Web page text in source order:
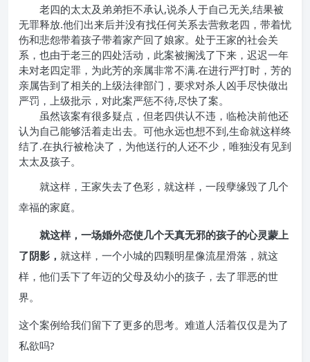
老四的太太及弟弟拒不承认,说杀人于自己无关,结果被
无罪释放.他们出来后并没有找任何关系去营救老四，带着忧
伤和悲怨带着孩子带着家产回了娘家。处于王家的社会关
系，也由于老三的四处活动，此案被搁浅了下来，迟迟一年
未对老四定罪，为此芳的亲属非常不满.在进行严打时，芳的
亲属告到了相关的上级法律部门，要求对杀人凶手尽快做出
严罚，上级批示，对此案严惩不待,尽快了案。
虽然该案有很多疑点，但老四供认不违，临枪决前他还
认为自己能够活着走出去。可他永远也想不到,生命就这样终
结了.在执行被枪决了，为他送行的人还不少，唯独没有见到
太太及孩子。
就这样，王家失去了色彩，就这样，一段孽缘毁了几个
幸福的家庭。
就这样，一场婚外恋使几个天真无邪的孩子的心灵蒙上
了阴影， 就这样，一个小城的四颗明星像流星滑落，就这
样，他们丢下了年迈的父母及幼小的孩子，去了罪恶的世
界。
这个案例给我们留下了更多的思考。难道人活着仅仅是为了
私欲吗?